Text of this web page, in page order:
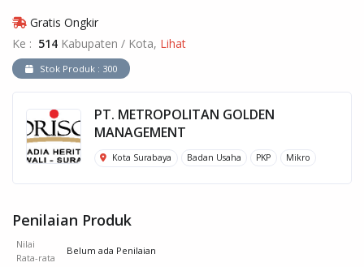
Gratis Ongkir
Ke : 514 Kabupaten / Kota, Lihat
Stok Produk : 300
PT. METROPOLITAN GOLDEN
MANAGEMENT
Kota Surabaya Badan Usaha PKP Mikro
Penilaian Produk
Nilai
Rata-rata
Belum ada Penilaian